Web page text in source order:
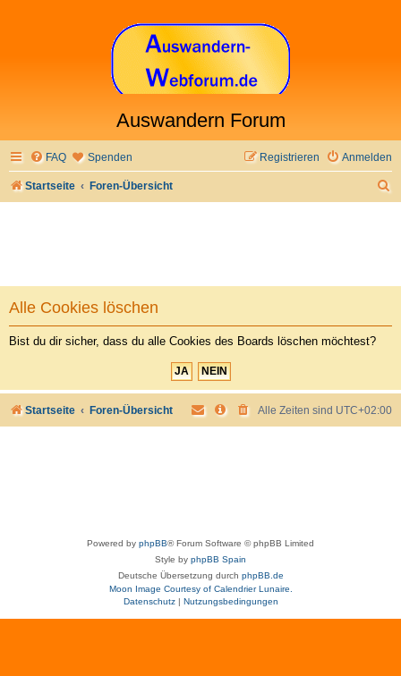
Auswandern Forum
FAQ Spenden Anmelden
Registrieren
Startseite Foren-Übersicht
Alle Cookies löschen
Bist du dir sicher, dass du alle Cookies des Boards löschen möchtest?
Startseite Foren-Übersicht Alle Zeiten sind UTC+02:00
Powered by phpBB® Forum Software © phpBB Limited
Style by phpBB Spain
Deutsche Übersetzung durch phpBB.de
Moon Image Courtesy of Calendrier Lunaire.
Datenschutz| Nutzungsbedingungen